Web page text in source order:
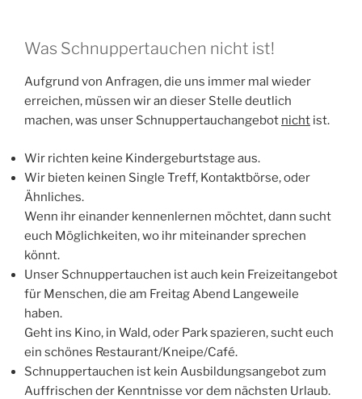
Was Schnuppertauchen nicht ist!
Aufgrund von Anfragen, die uns immer mal wieder
erreichen, müssen wir an dieser Stelle deutlich
machen, was unser Schnuppertauchangebot nicht ist.
Wir richten keine Kindergeburtstage aus.
Wir bieten keinen Single Treff, Kontaktbörse, oder
Ähnliches.
Wenn ihr einander kennenlernen möchtet, dann sucht
euch Möglichkeiten, wo ihr miteinander sprechen
könnt.
Unser Schnuppertauchen ist auch kein Freizeitangebot
für Menschen, die am Freitag Abend Langeweile
haben.
Geht ins Kino, in Wald, oder Park spazieren, sucht euch
ein schönes Restaurant/Kneipe/Café.
Schnuppertauchen ist kein Ausbildungsangebot zum
Auffrischen der Kenntnisse vor dem nächsten Urlaub.